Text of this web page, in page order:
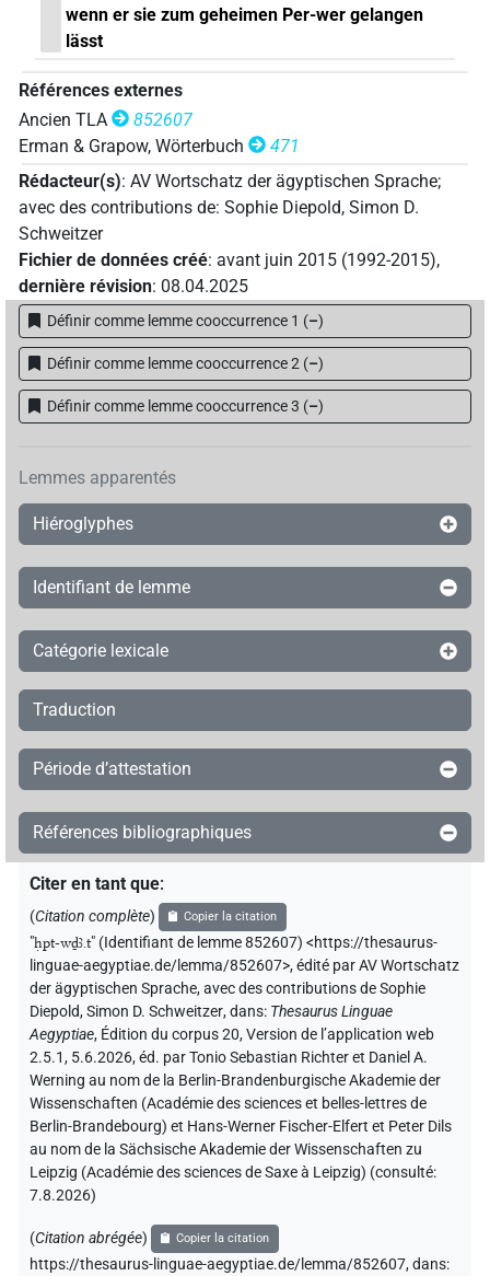
wenn er sie zum geheimen Per-wer gelangen
lässt
Références externes
Ancien TLA
852607
Erman & Grapow, Wörterbuch
471
Rédacteur(s): AV Wortschatz der ägyptischen Sprache;
avec des contributions de: Sophie Diepold, Simon D.
Schweitzer
Fichier de données créé: avant juin 2015 (1992-2015),
dernière révision: 08.04.2025
Définir comme lemme cooccurrence 1 (–)
Définir comme lemme cooccurrence 2 (–)
Définir comme lemme cooccurrence 3 (–)
Lemmes apparentés
Hiéroglyphes
Identifiant de lemme
Catégorie lexicale
Traduction
Période d’attestation
Références bibliographiques
Citer en tant que:
(Citation complète) Copier la citation
"ḥpt-wḏꜣ.t" (Identifiant de lemme 852607) <https://thesaurus-
linguae-aegyptiae.de/lemma/852607>,édité par AV Wortschatz
der ägyptischen Sprache,avec des contributions deSophie
Diepold,Simon D. Schweitzer,dans: Thesaurus Linguae
Aegyptiae, Édition du corpus 20, Version de l’application web
2.5.1, 5.6.2026, éd. par Tonio Sebastian Richter et Daniel A.
Werning au nom de la Berlin-Brandenburgische Akademie der
Wissenschaften (Académie des sciences et belles-lettres de
Berlin-Brandebourg) et Hans-Werner Fischer-Elfert et Peter Dils
au nom de la Sächsische Akademie der Wissenschaften zu
Leipzig (Académie des sciences de Saxe à Leipzig) (consulté:
7.8.2026)
(Citation abrégée) Copier la citation
https://thesaurus-linguae-aegyptiae.de/lemma/852607,dans: